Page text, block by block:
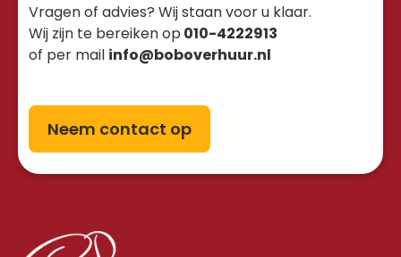
Vragen of advies? Wij staan voor u klaar.
Wij zijn te bereiken op 010-4222913
of per mail info@boboverhuur.nl
Neem contact op